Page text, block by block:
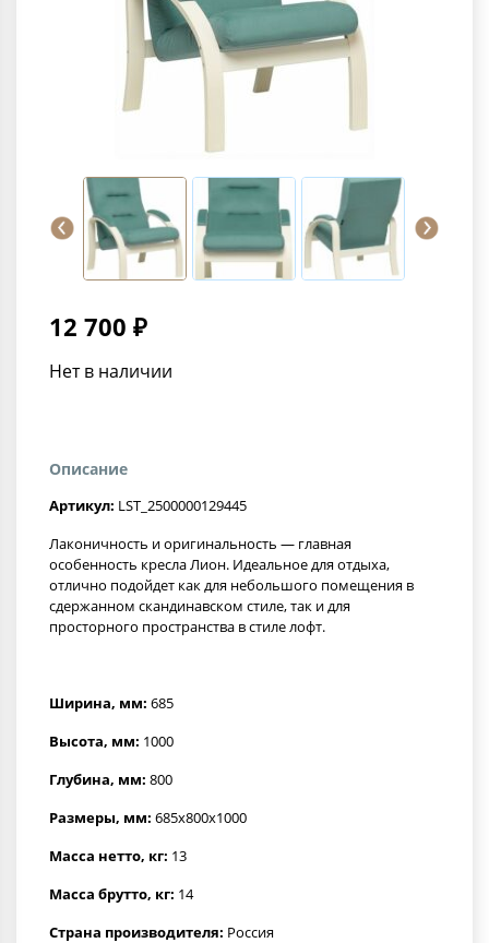
12 700 ₽
Нет в наличии
Описание
Артикул: LST_2500000129445
Лаконичность и оригинальность — главная
особенность кресла Лион. Идеальное для отдыха,
отлично подойдет как для небольшого помещения в
сдержанном скандинавском стиле, так и для
просторного пространства в стиле лофт.
Ширина, мм: 685
Высота, мм: 1000
Глубина, мм: 800
Размеры, мм: 685x800x1000
Масса нетто, кг: 13
Масса брутто, кг: 14
Страна производителя: Россия